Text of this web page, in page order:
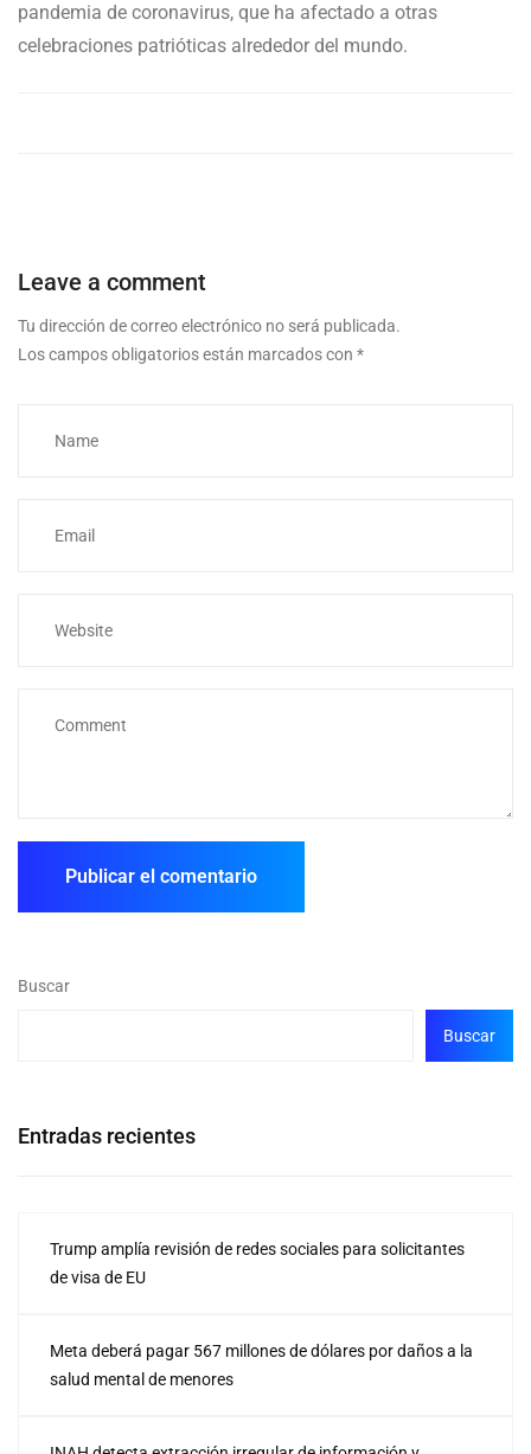
pandemia de coronavirus, que ha afectado a otras
celebraciones patrióticas alrededor del mundo.
Leave a comment
Tu dirección de correo electrónico no será publicada.
Los campos obligatorios están marcados con *
Buscar
Buscar
Entradas recientes
Trump amplía revisión de redes sociales para solicitantes
de visa de EU
Meta deberá pagar 567 millones de dólares por daños a la
salud mental de menores